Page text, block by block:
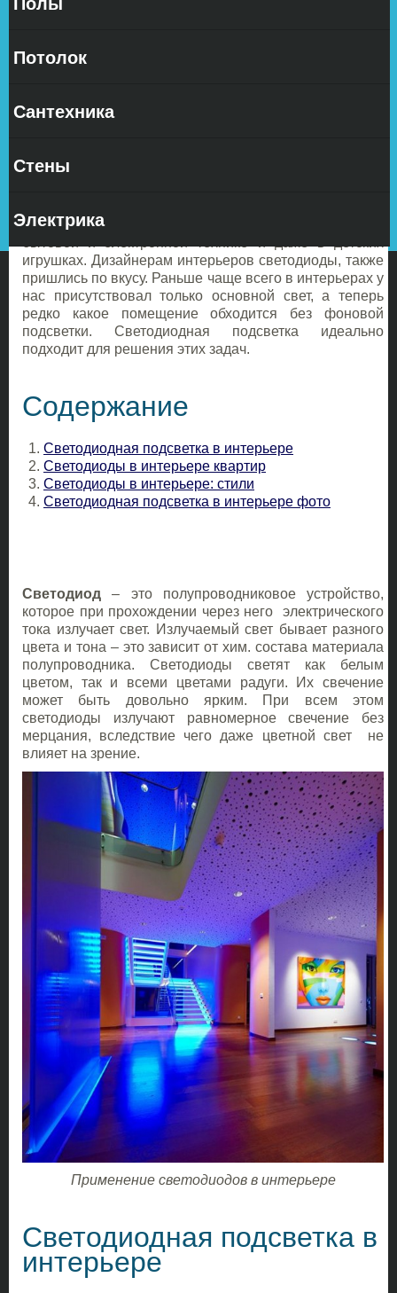
Потолок
Сантехника
Стены
Электрика
очень популярны: казалось бы еще совсем не давно
в праздничном украшении и витрин и вывесок, в
игрушках. Дизайнерам интерьеров светодиоды, также
пришлись по вкусу. Раньше чаще всего в интерьерах у
нас присутствовал только основной свет, а теперь
редко какое помещение обходится без фоновой
подсветки. Светодиодная подсветка идеально
подходит для решения этих задач.
Содержание
Светодиодная подсветка в интерьере
Светодиоды в интерьере квартир
Светодиоды в интерьере: стили
Светодиодная подсветка в интерьере фото
Светодиод– это полупроводниковое устройство,
которое при прохождении через него электрического
тока излучает свет. Излучаемый свет бывает разного
цвета и тона – это зависит от хим. состава материала
полупроводника. Светодиоды светят как белым
цветом, так и всеми цветами радуги. Их свечение
может быть довольно ярким. При всем этом
светодиоды излучают равномерное свечение без
мерцания, вследствие чего даже цветной свет не
влияет на зрение.
Применение светодиодов в интерьере
Светодиодная подсветка в
интерьере